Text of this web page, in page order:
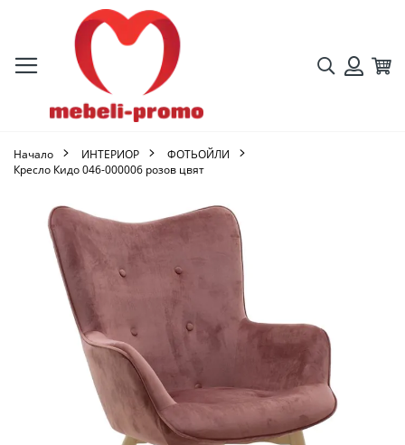
Търсене
Начало ИНТЕРИОР
ФОТЬОЙЛИ
Кресло Кидо 046-000006 розов цвят
галерията
изображенията